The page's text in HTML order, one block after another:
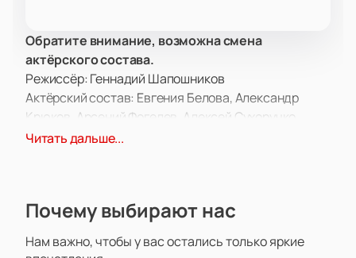
Обратите внимание, возможна смена
актёрского состава.
Режиссёр: Геннадий Шапошников
Актёрский состав: Евгения Белова, Александр
Крюков, Арсений Фогелев, Алексей Сухоручко,
Михаил Дубовский, Асир Шогенов, Кирилл
Горького предлагает зрителям погрузиться в
— Зоя Денисовна Пельц, вдова, которая находит
Читать дальше...
Почему выбирают нас
Нам важно, чтобы у вас остались только яркие